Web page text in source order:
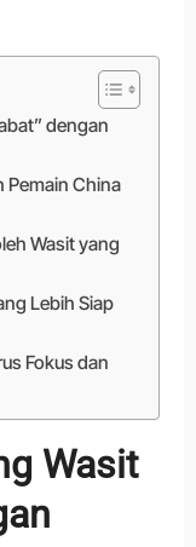
dengan
Pemain China
Wasit yang
Lebih Siap
Fokus dan
Wasit